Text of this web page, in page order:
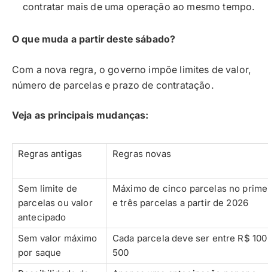
contratar mais de uma operação ao mesmo tempo.
O que muda a partir deste sábado?
Com a nova regra, o governo impõe limites de valor,
número de parcelas e prazo de contratação.
Veja as principais mudanças:
Regras antigas Regras novas
Sem limite de
parcelas ou valor
antecipado
Máximo de cinco parcelas no
e três parcelas a partir de 2026
Sem valor máximo
por saque
Cada parcela deve ser entre R$
500